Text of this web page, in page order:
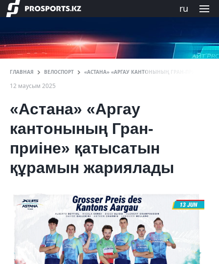
ru
ГЛАВНАЯ ВЕЛОСПОРТ «АСТАНА» «АРГАУ КАНТОНЫНЫҢ ГРАН-ПРИІНЕ»
12 маусым 2025
«Астана» «Аргау
кантонының Гран-
приіне» қатысатын
құрамын жариялады